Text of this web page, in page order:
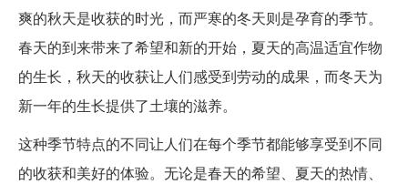
爽的秋天是收获的时光，而严寒的冬天则是孕育的季节。
春天的到来带来了希望和新的开始，夏天的高温适宜作物
的生长，秋天的收获让人们感受到劳动的成果，而冬天为
新一年的生长提供了土壤的滋养。
这种季节特点的不同让人们在每个季节都能够享受到不同
的收获和美好的体验。无论是春天的希望、夏天的热情、